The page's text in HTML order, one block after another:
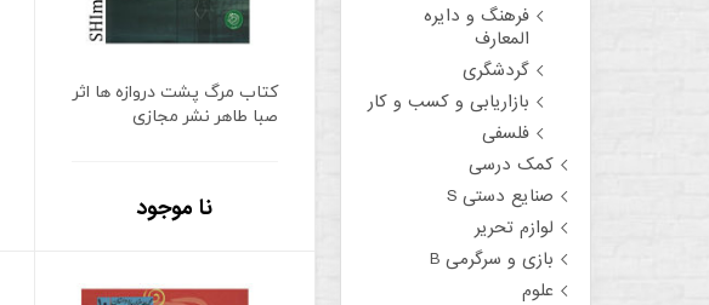
فرهنگ و دایره
المعارف
گردشگری
بازاریابی و کسب و کار
فلسفی
کمک درسی
صنایع دستی S
لوازم تحریر
بازی و سرگرمی B
علوم
کتاب مرگ پشت دروازه ها اثر
صبا طاهر نشر مجازی
نا موجود